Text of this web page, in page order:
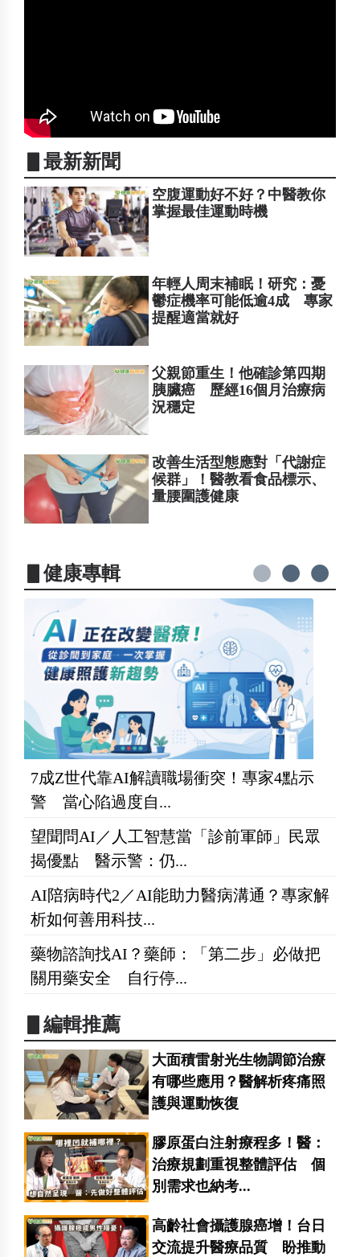
▋最新新聞
空腹運動好不好？中醫教你
掌握最佳運動時機
年輕人周末補眠！研究：憂
鬱症機率可能低逾4成 專家
提醒適當就好
父親節重生！他確診第四期
胰臟癌 歷經16個月治療病
況穩定
改善生活型態應對「代謝症
候群」！醫教看食品標示、
量腰圍護健康
▋健康專輯
7成Z世代靠AI解讀職場衝突！專家4點示
警 當心陷過度自...
望聞問AI／人工智慧當「診前軍師」民眾
揭優點 醫示警：仍...
AI陪病時代2／AI能助力醫病溝通？專家解
析如何善用科技...
藥物諮詢找AI？藥師：「第二步」必做把
關用藥安全 自行停...
▋編輯推薦
大面積雷射光生物調節治療
有哪些應用？醫解析疼痛照
護與運動恢復
膠原蛋白注射療程多！醫：
治療規劃重視整體評估 個
別需求也納考...
高齡社會攝護腺癌增！台日
交流提升醫療品質 盼推動